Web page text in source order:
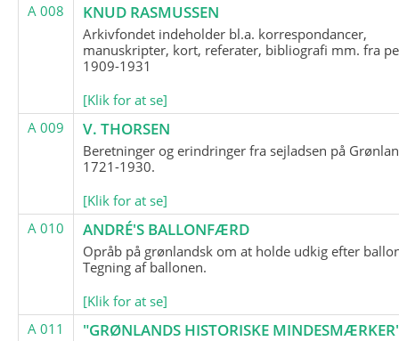
A 008
KNUD RASMUSSEN
Arkivfondet indeholder bl.a. korrespondancer,
manuskripter, kort, referater, bibliografi mm. fra
1909-1931
[Klik for at se]
A 009
V. THORSEN
Beretninger og erindringer fra sejladsen på
1721-1930.
[Klik for at se]
A 010
ANDRÉ'S BALLONFÆRD
Opråb på grønlandsk om at holde udkig efter
Tegning af ballonen.
[Klik for at se]
A 011
"GRØNLANDS HISTORISKE